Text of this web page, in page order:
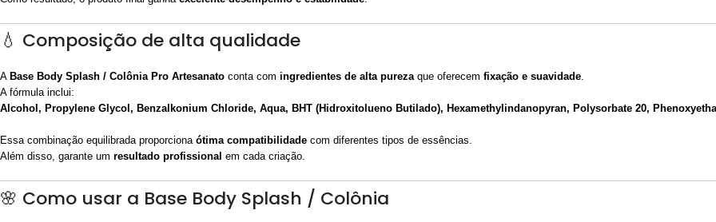
💧 Composição de alta qualidade
A Base Body Splash / Colônia Pro Artesanato conta com ingredientes de alta purezaque oferecem fixação e suavidade.
A fórmula inclui:
Alcohol, Propylene Glycol, Benzalkonium Chloride, Aqua, BHT (Hidroxitolueno Butilado), Hexamethylindanopyran, Polysorbate 20,
Essa combinação equilibrada proporciona ótima compatibilidade com diferentes tipos de essências.
Além disso, garante um resultado profissional em cada criação.
🌸 Como usar a Base Body Splash / Colônia